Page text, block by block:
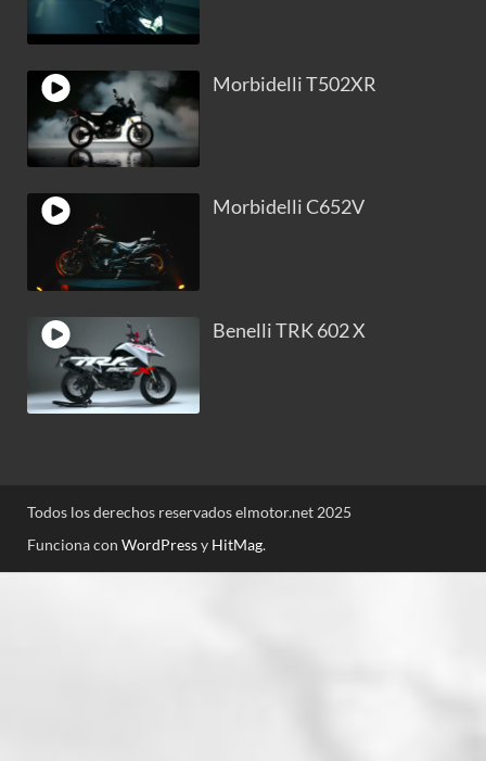
Morbidelli T502XR
Morbidelli C652V
Benelli TRK 602 X
Todos los derechos reservados elmotor.net 2025
Funciona con WordPressy HitMag.